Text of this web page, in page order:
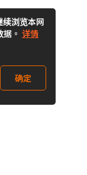
浏览本网
。 详情
确定